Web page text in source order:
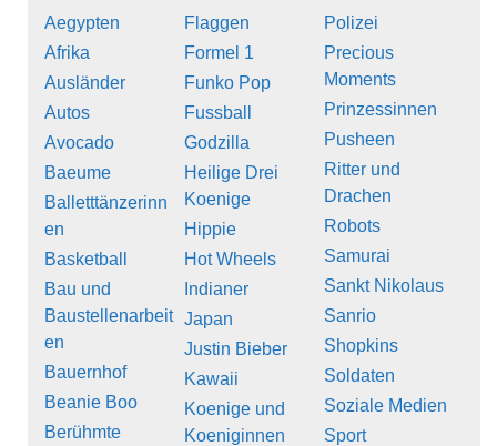
Aegypten
Afrika
Ausländer
Autos
Avocado
Baeume
Balletttänzerinn
en
Basketball
Bau und
Baustellenarbeit
en
Bauernhof
Beanie Boo
Berühmte
Flaggen
Formel 1
Funko Pop
Fussball
Godzilla
Heilige Drei
Koenige
Hippie
Hot Wheels
Indianer
Japan
Justin Bieber
Kawaii
Koenige und
Koeniginnen
Polizei
Precious
Moments
Prinzessinnen
Pusheen
Ritter und
Drachen
Robots
Samurai
Sankt Nikolaus
Sanrio
Shopkins
Soldaten
Soziale Medien
Sport